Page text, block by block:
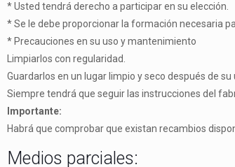
* Usted tendrá derecho a participar en su elección.
* Se le debe proporcionar la formación necesaria
* Precauciones en su uso y mantenimiento
Limpiarlos con regularidad.
Guardarlos en un lugar limpio y seco después de su
Siempre tendrá que seguir las instrucciones del
Importante:
Habrá que comprobar que existan recambios
Medios parciales: